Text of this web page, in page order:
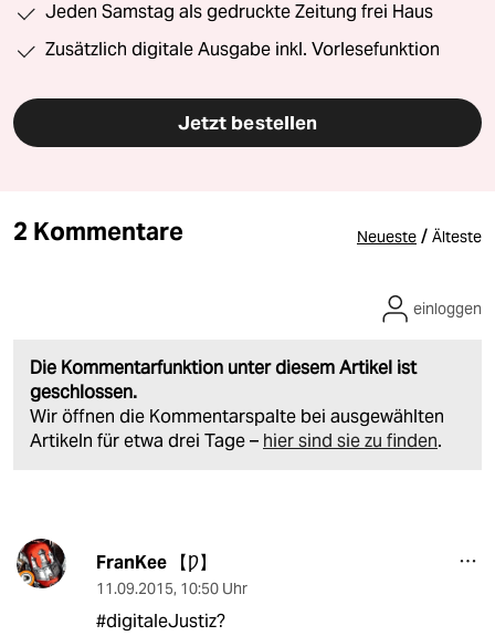
Jeden Samstag als gedruckte Zeitung frei Haus
Zusätzlich digitale Ausgabe inkl. Vorlesefunktion
Jetzt bestellen
2 Kommentare Neueste / Älteste
Die Kommentarfunktion unter diesem Artikel ist
geschlossen.
Wir öffnen die Kommentarspalte bei ausgewählten
Artikeln für etwa drei Tage – hier sind sie zu finden.
einloggen
FranKee 【Ƿ】
11.09.2015, 10:50 Uhr
#digitaleJustiz?